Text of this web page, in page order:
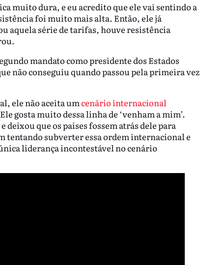
muito dura, e eu acredito que ele vai sentindo a
foi muito mais alta. Então, ele já
aquela série de tarifas, houve resistência
mandato como presidente dos Estados
não conseguiu quando passou pela primeira vez
ele não aceita umcenário internacional
gosta muito dessa linha de ‘venham a mim’.
que os países fossem atrás dele para
tentando subverter essa ordem internacional e
liderança incontestável no cenário